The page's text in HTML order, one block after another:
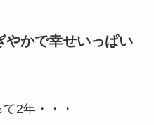
やかで幸せいっぱい
2年・・・